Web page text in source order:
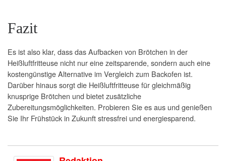
Fazit
Es ist also klar, dass das Aufbacken von Brötchen in der
Heißluftfritteuse nicht nur eine zeitsparende, sondern auch eine
kostengünstige Alternative im Vergleich zum Backofen ist.
Darüber hinaus sorgt die Heißluftfritteuse für gleichmäßig
knusprige Brötchen und bietet zusätzliche
Zubereitungsmöglichkeiten. Probieren Sie es aus und genießen
Sie Ihr Frühstück in Zukunft stressfrei und energiesparend.